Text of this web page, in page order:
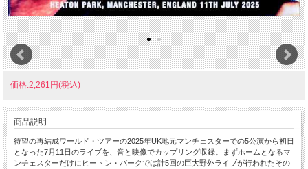
価格:2,261円(税込)
商品説明
待望の再結成ワールド・ツアーの2025年UK地元マンチェスターでの5公演から初日
となった7月11日のライブを、音と映像でカップリング収録。まずホームとなるマ
ンチェスターだけにヒートン・パークでは計5回の巨大野外ライブが行われたその